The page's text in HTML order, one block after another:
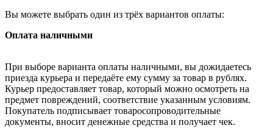
Вы можете выбрать один из трёх вариантов оплаты:
Оплата наличными
При выборе варианта оплаты наличными, вы дожидаетесь
приезда курьера и передаёте ему сумму за товар в рублях.
Курьер предоставляет товар, который можно осмотреть на
предмет повреждений, соответствие указанным условиям.
Покупатель подписывает товаросопроводительные
документы, вносит денежные средства и получает чек.